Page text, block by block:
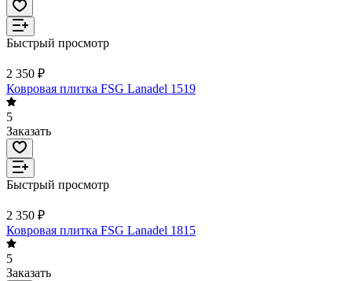
Быстрый просмотр
2 350 ₽
Ковровая плитка FSG Lanadel 1519
5
Заказать
Быстрый просмотр
2 350 ₽
Ковровая плитка FSG Lanadel 1815
5
Заказать